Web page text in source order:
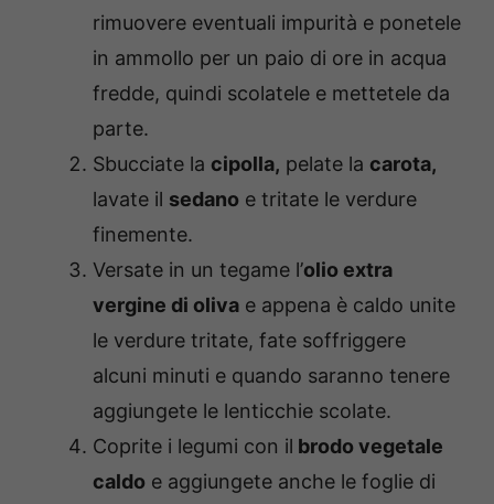
rimuovere eventuali impurità e ponetele
in ammollo per un paio di ore in acqua
fredde, quindi scolatele e mettetele da
parte.
Sbucciate la cipolla, pelate la carota,
lavate il sedano e tritate le verdure
finemente.
Versate in un tegame l’olio extra
vergine di oliva e appena è caldo unite
le verdure tritate, fate soffriggere
alcuni minuti e quando saranno tenere
aggiungete le lenticchie scolate.
Coprite i legumi con il brodo vegetale
caldo e aggiungete anche le foglie di